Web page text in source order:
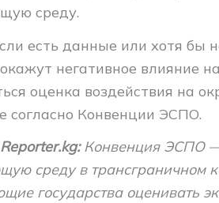
среду.
есть данные или хотя бы
негативное влияние
оценка воздействия на
согласно Конвенции ЭСПО.
Конвенция ЭСПО —
среду в трансграничном
государства оценивать